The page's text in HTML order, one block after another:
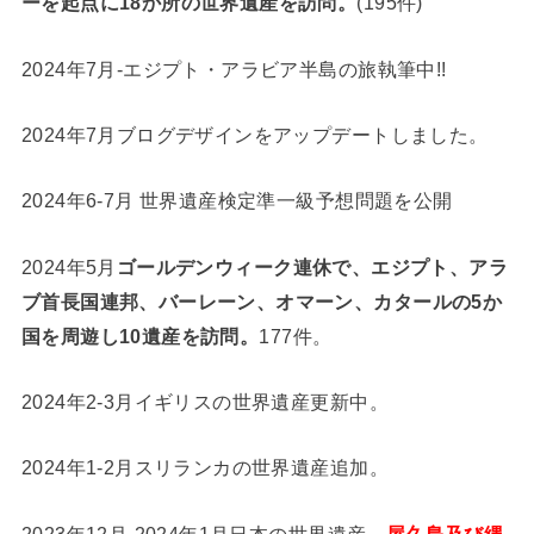
2024年7月-エジプト・アラビア半島の旅執筆中!!
2024年7月ブログデザインをアップデートしました。
2024年6-7月 世界遺産検定準一級予想問題を公開
2024年5月 ゴールデンウィーク連休で、エジプト、アラ
ブ首長国連邦、バーレーン、オマーン、カタールの5か
国を周遊し10遺産を訪問。 177件。
2024年2-3月イギリスの世界遺産更新中。
2024年1-2月スリランカの世界遺産追加。